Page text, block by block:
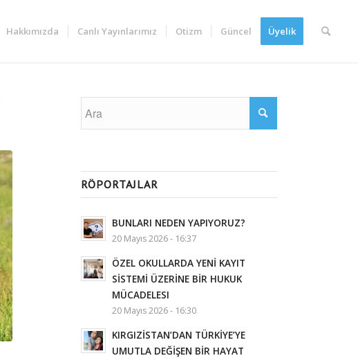
Hakkımızda Canlı Yayınlarımız Otizm Güncel Üyelik
RÖPORTAJLAR
BUNLARI NEDEN YAPIYORUZ?
20 Mayıs 2026 - 16:37
ÖZEL OKULLARDA YENİ KAYIT
SİSTEMİ ÜZERİNE BİR HUKUK
MÜCADELESI
20 Mayıs 2026 - 16:30
KIRGIZİSTAN’DAN TÜRKİYE’YE
UMUTLA DEĞİŞEN BİR HAYAT